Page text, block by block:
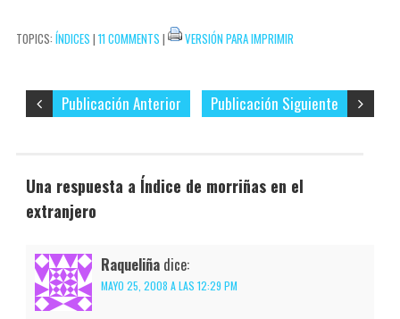
electrónico…
TOPICS: ÍNDICES | 11 COMMENTS | VERSIÓN PARA IMPRIMIR
Publicación Siguiente
Publicación Anterior
Una respuesta a Índice de morriñas en el
extranjero
Raqueliña dice:
MAYO 25, 2008 A LAS 12:29 PM